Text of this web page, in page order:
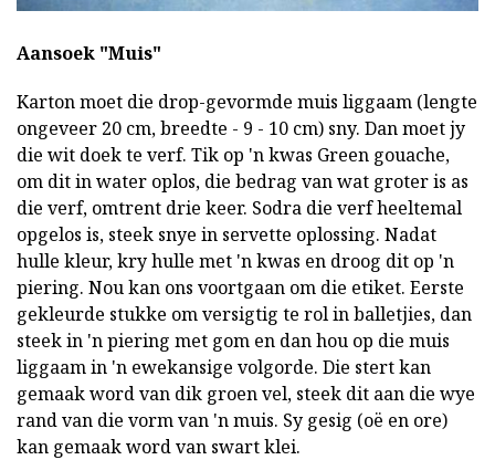
Aansoek "Muis"
Karton moet die drop-gevormde muis liggaam (lengte
ongeveer 20 cm, breedte - 9 - 10 cm) sny. Dan moet jy
die wit doek te verf. Tik op 'n kwas Green gouache,
om dit in water oplos, die bedrag van wat groter is as
die verf, omtrent drie keer. Sodra die verf heeltemal
opgelos is, steek snye in servette oplossing. Nadat
hulle kleur, kry hulle met 'n kwas en droog dit op 'n
piering. Nou kan ons voortgaan om die etiket. Eerste
gekleurde stukke om versigtig te rol in balletjies, dan
steek in 'n piering met gom en dan hou op die muis
liggaam in 'n ewekansige volgorde. Die stert kan
gemaak word van dik groen vel, steek dit aan die wye
rand van die vorm van 'n muis. Sy gesig (oë en ore)
kan gemaak word van swart klei.